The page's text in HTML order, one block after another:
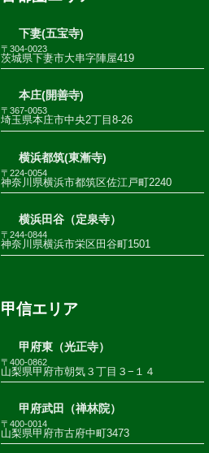
下妻(五宝寺)
〒304-0023
茨城県下妻市大串字陣屋419
本庄(開善寺)
〒367-0053
埼玉県本庄市中央2丁目8-26
横浜都筑(東漸寺)
〒224-0054
神奈川県横浜市都筑区佐江戸町2240
横浜田谷（定泉寺）
〒244-0844
神奈川県横浜市栄区田谷町1501
甲信エリア
甲府東（光正寺）
〒400-0862
山梨県甲府市朝気３丁目３−１４
甲府武田（禅林院）
〒400-0014
山梨県甲府市古府中町3473